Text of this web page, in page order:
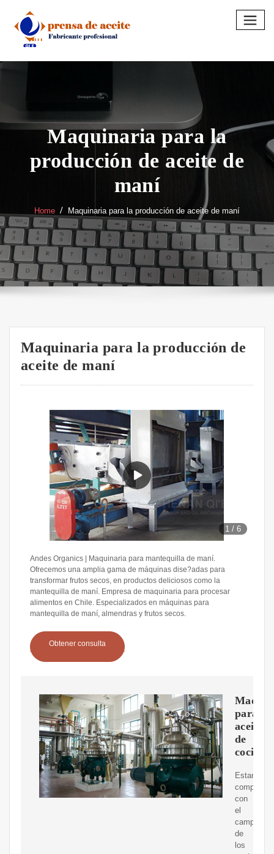
content
Maquinaria para la
producción de aceite de
maní
Home Maquinaria para la producción de aceite de maní
Maquinaria para la producción de
aceite de maní
1 /6
Andes Organics | Maquinaria para mantequilla de maní.
Ofrecemos una amplia gama de máquinas dise?adas para
transformar frutos secos, en productos deliciosos como la
mantequilla de maní. Empresa de maquinaria para procesar
alimentos en Chile. Especializados en máquinas para
mantequilla de maní, almendras y frutos secos.
Obtener consulta
para
aceite
de
cocina
Estamos
con
el
campo
de
los